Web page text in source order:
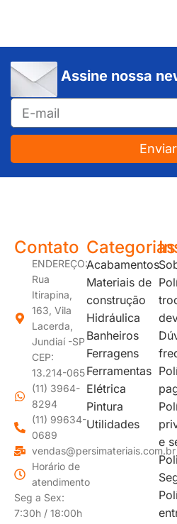
Assine nossa
Enviar
Contato
ENDEREÇO:
Rua
Itirapina,
163, Vila
Lacerda,
Jundiaí -SP
CEP:
13.214-065
(11) 3964-
8294
(11) 99634-
0689
vendas@persimateriais.com.br
Horário de
atendimento
Seg a Sex:
7:30h / 18:00h
Categorias
Acabamentos
Materiais de
construção
Hidráulica
Banheiros
Ferragens
Ferramentas
Elétrica
Pintura
Utilidades
e